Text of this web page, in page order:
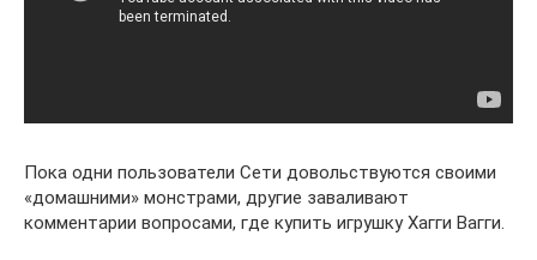
Пока одни пользователи Сети довольствуются своими
«домашними» монстрами, другие заваливают
комментарии вопросами, где купить игрушку Хагги Вагги.